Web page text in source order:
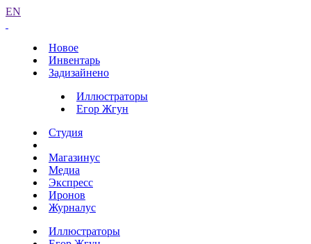
EN
Новое
Инвентарь
Задизайнено
Иллюстраторы
Егор Жгун
Студия
Магазинус
Медиа
Экспресс
Иронов
Журналус
Иллюстраторы